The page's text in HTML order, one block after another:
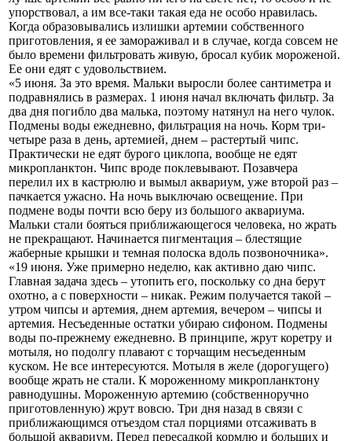
упорствовал, а им все-таки такая еда не особо нравилась.
Когда образовывались излишки артемии собственного
приготовления, я ее замораживал и в случае, когда совсем не
было времени фильтровать живую, бросал кубик мороженой.
Ее они едят с удовольствием.
«5 июня. За это время. Мальки выросли более сантиметра и
подравнялись в размерах. 1 июня начал включать фильтр. За
два дня погибло два малька, поэтому натянул на него чулок.
Подмены воды ежедневно, фильтрация на ночь. Корм три-
четыре раза в день, артемией, днем – растертый чипс.
Практически не едят бурого циклопа, вообще не едят
микропланктон. Чипс вроде поклевывают. Позавчера
перелил их в кастрюлю и вымыл аквариум, уже второй раз –
пачкается ужасно. На ночь выключаю освещение. При
подмене воды почти всю беру из большого аквариума.
Мальки стали бояться приближающегося человека, но жрать
не прекращают. Начинается пигментация – блестящие
жаберные крышки и темная полоска вдоль позвоночника».
«19 июня. Уже примерно неделю, как активно даю чипс.
Главная задача здесь – утопить его, поскольку со дна берут
охотно, а с поверхности – никак. Режим получается такой –
утром чипсы и артемия, днем артемия, вечером – чипсы и
артемия. Несъеденные остатки убираю сифоном. Подмены
воды по-прежнему ежедневно. В принципе, жрут коретру и
мотыля, но подолгу плавают с торчащим несъеденным
куском. Не все интересуются. Мотыля в желе (дорогущего)
вообще жрать не стали. К мороженному микропланктону
равнодушны. Мороженную артемию (собственноручно
приготовленную) жрут вовсю. Три дня назад в связи с
приближающимся отъездом стал порциями отсаживать в
большой аквариум. Перед пересадкой кормлю и больших и